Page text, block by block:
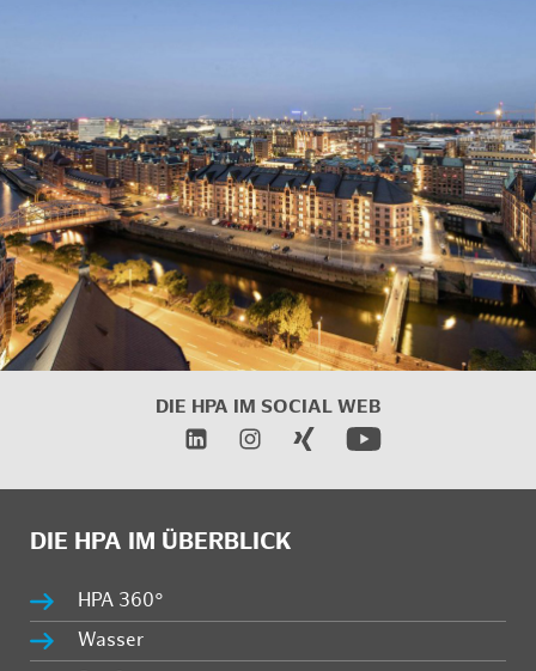
DIE HPA IM SOCIAL WEB
DIE HPA IM ÜBERBLICK
HPA 360°
Wasser